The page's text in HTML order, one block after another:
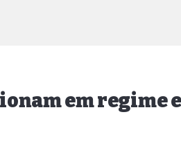
em regime